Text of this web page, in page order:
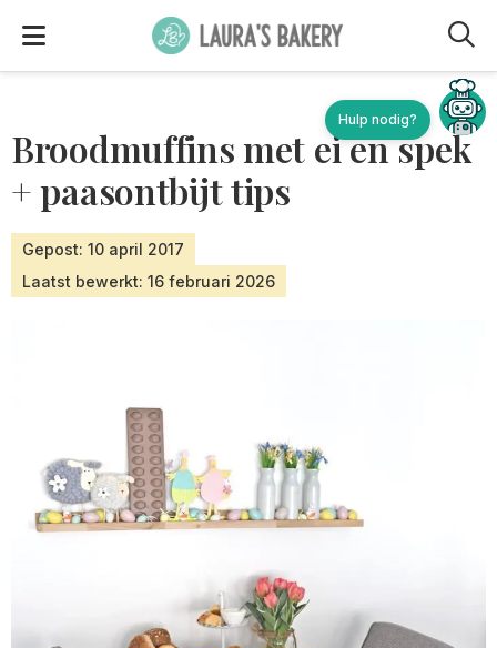
Broodmuffins met ei en spek
+ paasontbijt tips
Gepost: 10 april 2017
Laatst bewerkt: 16 februari 2026